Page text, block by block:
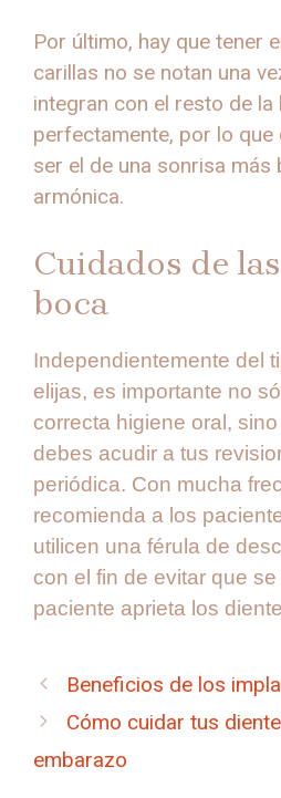
Por último, hay que tener
carillas no se notan una
integran con el resto de la
perfectamente, por lo que
ser el de una sonrisa más
armónica.
Cuidados de
boca
Independientemente del
elijas, es importante no
correcta higiene oral,
debes acudir a tus
periódica. Con mucha
recomienda a los
utilicen una férula de
con el fin de evitar que se
paciente aprieta los
Beneficios de los
Cómo cuidar tus
embarazo